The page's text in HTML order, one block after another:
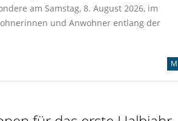
am Samstag, 8. August 2026, im
und Anwohner entlang der